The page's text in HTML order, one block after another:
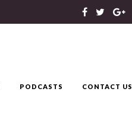
PODCASTS CONTACT US